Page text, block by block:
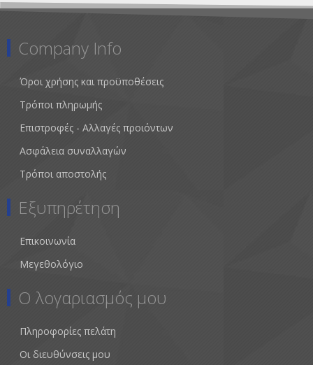
Company Info
Όροι χρήσης και προϋποθέσεις
Τρόποι πληρωμής
Επιστροφές - Αλλαγές προιόντων
Ασφάλεια συναλλαγών
Τρόποι αποστολής
Εξυπηρέτηση
Επικοινωνία
Μεγεθολόγιο
Ο λογαριασμός μου
Πληροφορίες πελάτη
Οι διευθύνσεις μου